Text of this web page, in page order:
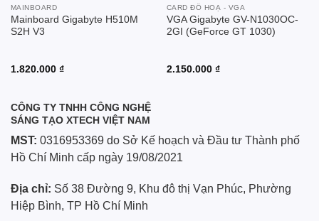
MAINBOARD
Mainboard Gigabyte H510M
S2H V3
1.820.000 ₫
CARD ĐỒ HOẠ - VGA
VGA Gigabyte GV-N1030OC-
2GI (GeForce GT 1030)
2.150.000 ₫
CÔNG TY TNHH CÔNG NGHỆ
SÁNG TẠO XTECH VIỆT NAM
MST: 0316953369 do Sở Kế hoạch và Đầu tư Thành phố
Hồ Chí Minh cấp ngày 19/08/2021
Địa chỉ: Số 38 Đường 9, Khu đô thị Vạn Phúc, Phường
Hiệp Bình, TP Hồ Chí Minh